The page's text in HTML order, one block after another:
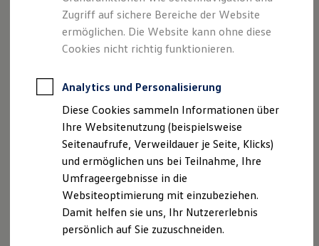
Versicherungen und Garantien
Kfz-Versicherung
Restschuldversicherungen
Garantien
Professional Class bei Volkswagen
Behörden
Direktkunden
Sonderfahrzeuge
Anpfiff zum Gewinn
Elektromobilität
Elektroautos
ID. Tutorials
Elektrofahrzeugkonzepte
ID. EVERY1
Reichweite
Allgemeine Informationen
Ganz oben auf dem Label finden Sie allgemeine
Informationen zu Ihrem Reifen, wie den Produzenten, die
Reifentypkennung, die Reifengröße und die Reifenklasse.
Zugriff auf sichere Bereiche der Website
ermöglichen. Die Website kann ohne diese
Cookies nicht richtig funktionieren.
Analytics und Personalisierung
Diese Cookies sammeln Informationen über
Ihre Websitenutzung (beispielsweise
Seitenaufrufe, Verweildauer je Seite, Klicks)
und ermöglichen uns bei Teilnahme, Ihre
Umfrageergebnisse in die
Websiteoptimierung mit einzubeziehen.
Damit helfen sie uns, Ihr Nutzererlebnis
persönlich auf Sie zuzuschneiden.